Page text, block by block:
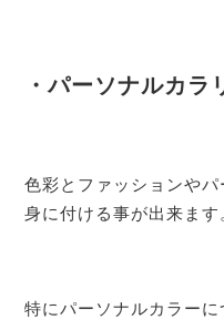
・パーソナルカ
色彩とファッションや
身に付ける事が出来ます
特にパーソナルカラー